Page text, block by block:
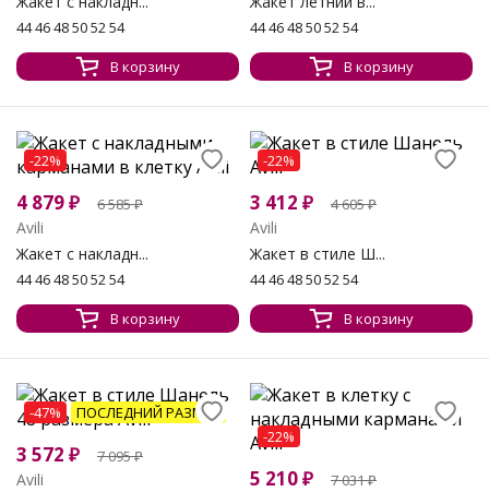
44 46 48 50 52 54
В корзину
44 46 48 50 52 54
В корзину
-22%
4 879₽ 6 585₽
Avili
Жакет с накладн...
44 46 48 50 52 54
В корзину
-22%
3 412 ₽ 4 605₽
Avili
Жакет в стиле Ш...
44 46 48 50 52 54
В корзину
-47% ПОСЛЕДНИЙ РАЗМЕР
3 572 ₽ 7 095₽
Avili
-22%
5 210₽ 7 031₽